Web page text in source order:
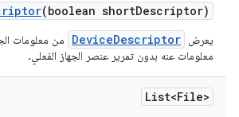
(boolean shortDescriptor)
يعرض DeviceDescriptor
من معلومات
معلومات عنه بدون تمرير عنصر الجهاز الفعلي.
List<File>